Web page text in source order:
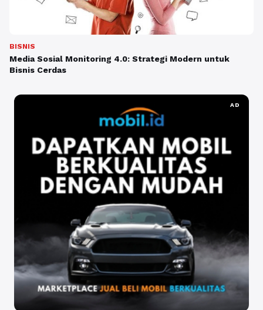
BISNIS
Media Sosial Monitoring 4.0: Strategi Modern untuk
Bisnis Cerdas
AD